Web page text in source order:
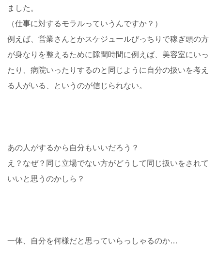
ました。
（仕事に対するモラルっていうんですか？）
例えば、営業さんとかスケジュールびっちりで稼ぎ頭の方
が身なりを整えるために隙間時間に例えば、美容室にいっ
たり、病院いったりするのと同じように自分の扱いを考え
る人がいる、というのが信じられない。
あの人がするから自分もいいだろう？
え？なぜ？同じ立場でない方がどうして同じ扱いをされて
いいと思うのかしら？
一体、自分を何様だと思っていらっしゃるのか…